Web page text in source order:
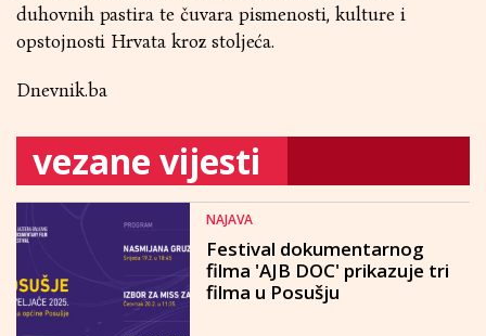
duhovnih pastira te čuvara pismenosti, kulture i
opstojnosti Hrvata kroz stoljeća.
Dnevnik.ba
vezane vijesti
NAJAVA
Festival dokumentarnog
filma 'AJB DOC' prikazuje tri
filma u Posušju